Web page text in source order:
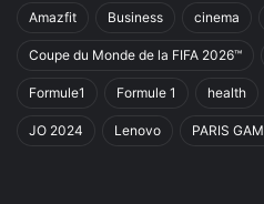
Amazfit Business cinema
Coupe du Monde de la FIFA 2026™
Formule1 Formule 1 health
JO 2024 Lenovo PARIS